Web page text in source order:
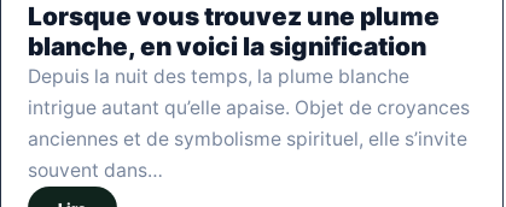
Lorsque vous trouvez une plume
blanche, en voici la signification
Depuis la nuit des temps, la plume blanche
intrigue autant qu’elle apaise. Objet de croyances
anciennes et de symbolisme spirituel, elle s’invite
souvent dans…